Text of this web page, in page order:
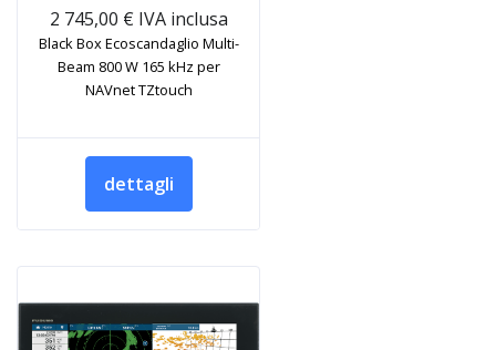
2 745,00 € IVA inclusa
Black Box Ecoscandaglio Multi-
Beam 800 W 165 kHz per
NAVnet TZtouch
dettagli